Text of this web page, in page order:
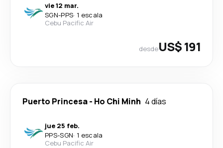
vie 12 mar.
SGN-PPS· 1 escala
Cebu Pacific Air
desdeUS$ 191
Puerto Princesa- Ho Chi Minh 4 días
jue 25 feb.
PPS-SGN· 1 escala
Cebu Pacific Air